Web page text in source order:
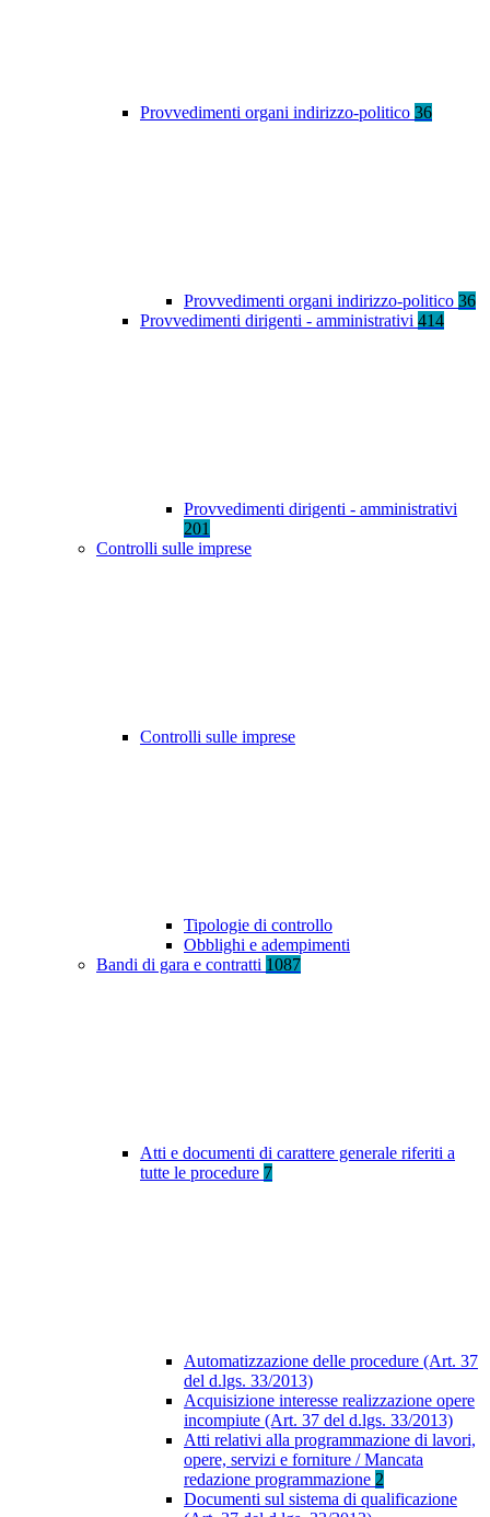
Provvedimenti organi indirizzo-politico 36
Provvedimenti organi indirizzo-politico 36
Provvedimenti dirigenti - amministrativi 414
Provvedimenti dirigenti - amministrativi
201
Controlli sulle imprese
Controlli sulle imprese
Tipologie di controllo
Obblighi e adempimenti
Bandi di gara e contratti 1087
Atti e documenti di carattere generale riferiti a
tutte le procedure 7
Automatizzazione delle procedure (Art. 37
del d.lgs. 33/2013)
Acquisizione interesse realizzazione opere
incompiute (Art. 37 del d.lgs. 33/2013)
Atti relativi alla programmazione di lavori,
opere, servizi e forniture / Mancata
redazione programmazione 2
Documenti sul sistema di qualificazione